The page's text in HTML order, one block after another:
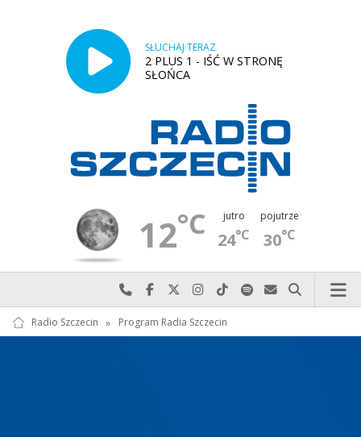
SŁUCHAJ TERAZ
2 PLUS 1 - IŚĆ W STRONĘ
SŁOŃCA
12°C jutro
24°C
pojutrze
30°C
Najlepiej po prostu do nas zadzwoń
Odwiedź nas na Facebook-u
Odwiedź nas na X
Odwiedź nas na Instagram-ie
Odwiedź nas na TikTok-u
Szukaj nas na Spotify
Wyślij do nas
Szukaj
Radio Szczecin » Program Radia Szczecin